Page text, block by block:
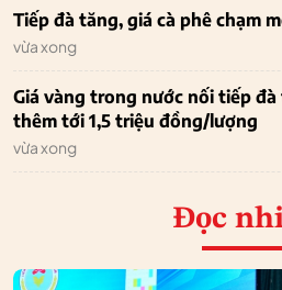
Tiếp đà tăng, giá cà phê chạm
vừa xong
Giá vàng trong nước nối tiếp
thêm tới 1,5 triệu đồng/lượng
vừa xong
Đọc